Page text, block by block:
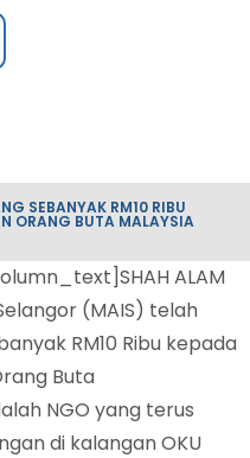
SEBANYAK RM10 RIBU
ORANG BUTA MALAYSIA
ALAM
(MAIS) telah
RM10 Ribu kepada
Buta
NGO yang terus
di kalangan OKU